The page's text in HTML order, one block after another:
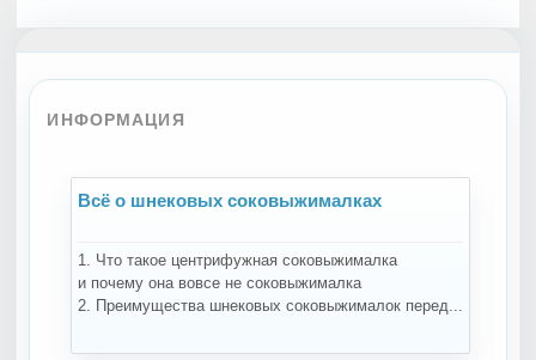
ИНФОРМАЦИЯ
Всё о шнековых соковыжималках
1. Что такое центрифужная соковыжималка
и почему она вовсе не соковыжималка
2. Преимущества шнековых соковыжималок перед...